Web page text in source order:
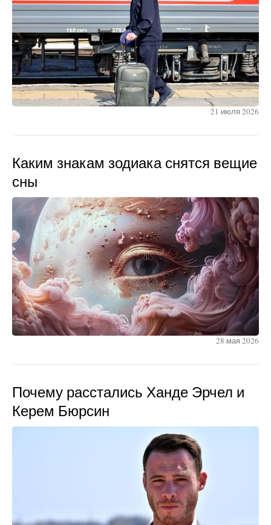
21 июля 2026
Каким знакам зодиака снятся вещие
сны
28 мая 2026
Почему расстались Ханде Эрчел и
Керем Бюрсин